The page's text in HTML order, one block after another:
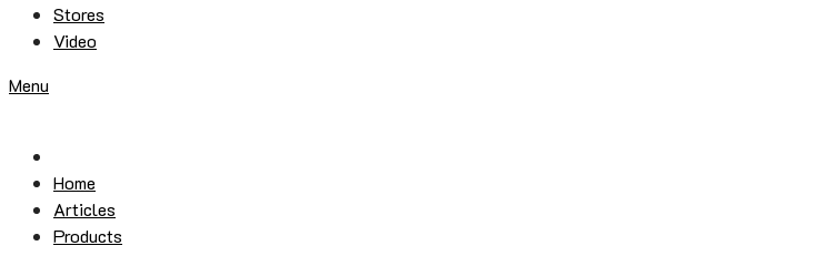
Stores
Video
Menu
Home
Articles
Products